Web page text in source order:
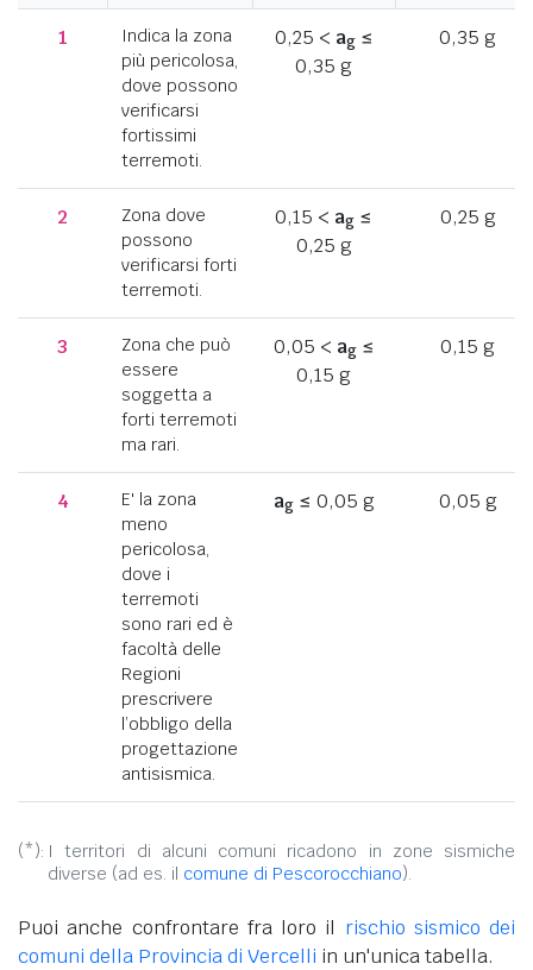
1
Indica la zona
più pericolosa,
dove possono
verificarsi
fortissimi
terremoti.
0,25 < ag≤
0,35 g
0,35 g
2
Zona dove
possono
verificarsi forti
terremoti.
0,15 < ag ≤
0,25 g
0,25 g
3
Zona che può
essere
soggetta a
forti terremoti
ma rari.
0,05 < ag≤
0,15 g
0,15 g
4
E' la zona
meno
pericolosa,
dove i
terremoti
sono rari ed è
facoltà delle
Regioni
prescrivere
l’obbligo della
progettazione
antisismica.
ag≤ 0,05 g 0,05 g
(*): I territori di alcuni comuni ricadono in zone sismiche
diverse (ad es. il comune di Pescorocchiano).
Puoi anche confrontare fra loro il rischio sismico dei
comuni della Provincia di Vercelli in un'unica tabella.